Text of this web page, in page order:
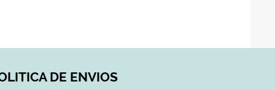
DE ENVIOS